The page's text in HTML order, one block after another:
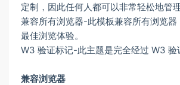
定制，因此任何人都可以非常轻松地管
兼容所有浏览器-此模板兼容所有浏览器
最佳浏览体验。
W3 验证标记-此主题是完全经过 W3 验
兼容浏览器